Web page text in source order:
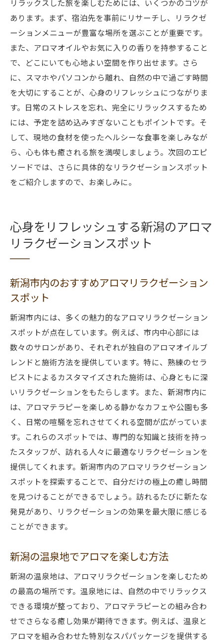
新潟のアロマリラクゼーションの歴史と文
化
新潟で使用されるアロマオイルの種類
リラクゼーションのためのアロマの選び方
新潟のアロマリラクゼーションの未来
リラクゼーションとアロマの相関関係
リラックスした旅を楽しむためには、いくつかのコツが
あります。まず、宿泊先を事前にリサーチし、リラクゼ
ーションメニューが豊富な場所を選ぶことが重要です。
また、アロマオイルやお気に入りの香りを持参すること
で、どこにいても心地よい空間を作り出せます。さら
に、スマホやパソコンから離れ、自然の中で過ごす時間
を大切にすることが、心身のリフレッシュにつながりま
す。日常のストレスを忘れ、完全にリラックスするため
には、予定を詰め込みすぎないこともポイントです。そ
して、現地の食材を使ったヘルシーな食事を楽しみなが
ら、心も体も癒される旅を満喫しましょう。次回のエピ
ソードでは、さらに具体的なリラクゼーションスポット
をご紹介しますので、お楽しみに。
心身をリフレッシュする新潟のアロマ
リラクゼーションスポット
新潟市内のおすすめアロマリラクゼーション
スポット
新潟市内には、多くの魅力的なアロマリラクゼーション
スポットが点在しています。例えば、市内中心部には
数々のサロンがあり、それぞれが独自のアロマオイルブ
レンドと施術方法を提供しています。特に、熟練のセラ
ピストによるカスタマイズされた施術は、心身ともに深
いリラクゼーションをもたらします。また、新潟市内に
は、アロマテラピーを楽しめる静かなカフェや公園も多
く、日常の喧騒を忘れさせてくれる空間が広がっていま
す。これらのスポットでは、専門的な知識と技術を持っ
たスタッフが、訪れる人々に最適なリラクゼーションを
提供してくれます。新潟市内のアロマリラクゼーション
スポットを探索することで、自分だけの極上の癒し時間
を見つけることができるでしょう。訪れるたびに新たな
発見があり、リラクゼーションの効果を最大限に感じる
ことができます。
新潟の温泉地でアロマを楽しむ方法
新潟の温泉地は、アロマリラクゼーションを楽しむため
の最高の場所です。温泉地には、自然の中でリラックス
できる環境が整っており、アロマテラピーとの組み合わ
せでさらなる癒し効果が期待できます。例えば、温泉と
アロマを組み合わせた特別なスパパッケージを提供する